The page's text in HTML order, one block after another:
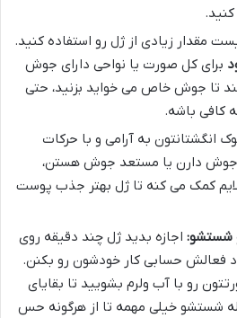
مقدار زیادی از ژل رو استفاده کنید.
برای کل صورت یا نواحی دارای جوش
تا جوش خاص می خواید بزنید، حتی
کافی باشه.
انگشتانتون به آرامی و با حرکات
جوش دارن یا مستعد جوش هستن،
کمک می کنه تا ژل بهتر جذب پوست
شستشو: اجازه بدید ژل چند دقیقه روی
فعالش حسابی کار خودشون رو بکنن.
رو با آب ولرم بشویید تا بقایای
شستشو خیلی مهمه تا از هرگونه حس